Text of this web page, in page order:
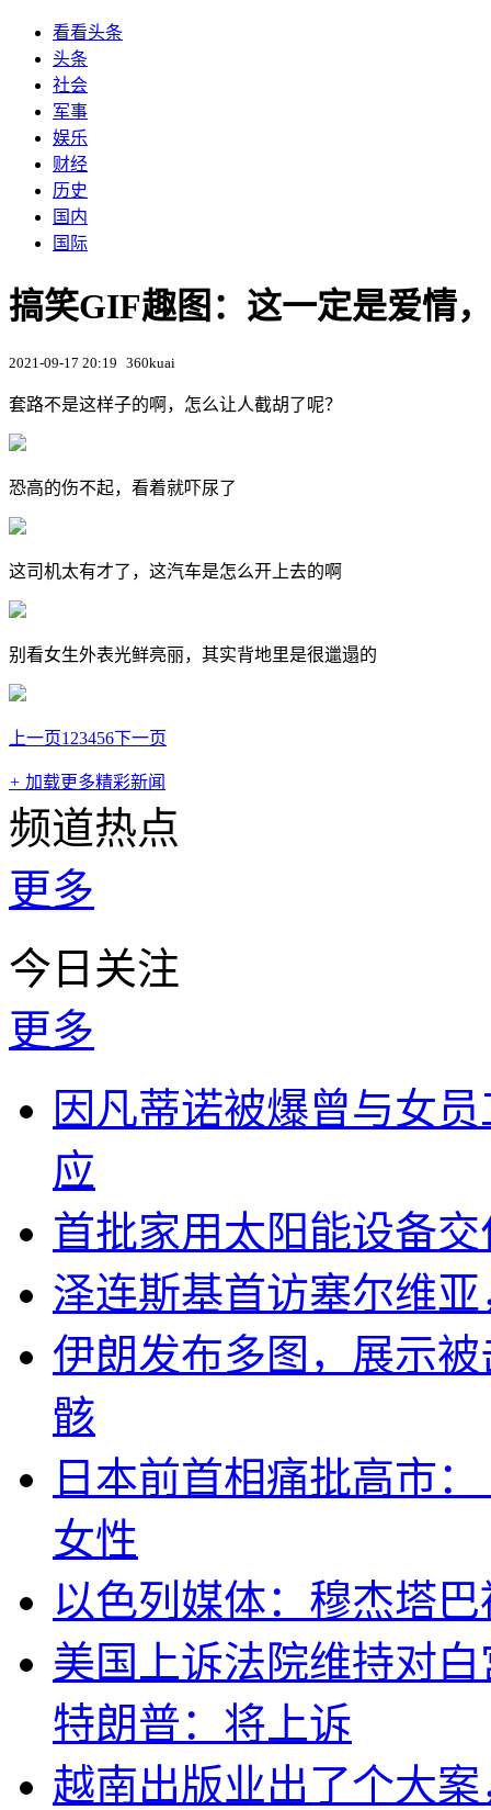
看看头条
头条
社会
军事
娱乐
财经
历史
国内
国际
搞笑GIF趣图：这一定是爱情
2021-09-17 20:19 360kuai
套路不是这样子的啊，怎么让人截胡了呢？
恐高的伤不起，看着就吓尿了
这司机太有才了，这汽车是怎么开上去的啊
别看女生外表光鲜亮丽，其实背地里是很邋遢的
上一页1 23456下一页
+ 加载更多精彩新闻
频道热点
更多
今日关注
更多
因凡蒂诺被爆曾与女
应
首批家用太阳能设备
泽连斯基首访塞尔维
伊朗发布多图，展示
骸
日本前首相痛批高市
女性
以色列媒体：穆杰塔
美国上诉法院维持对
特朗普：将上诉
越南出版业出了个大